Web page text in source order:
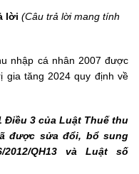
lời (Câu trả lời mang tính
nhập cá nhân 2007 được
gia tăng 2024 quy định về
Điều 3 của Luật Thuế thu
được sửa đổi, bổ sung
QH13 và Luật số